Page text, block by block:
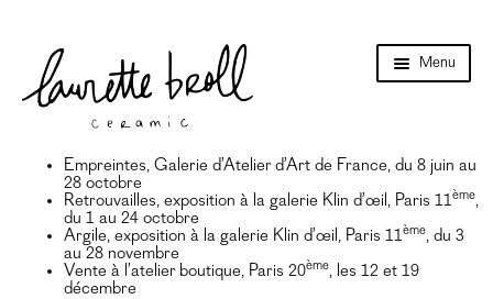
navigation
contenu
Menu
Boutique en ligne
menu
Cours
le
menu
Empreintes, Galerie d’Atelier d’Art de France, du 8 juin au
28 octobre
Retrouvailles, exposition à la galerie Klin d’œil, Paris 11ème,
du 1 au 24 octobre
Argile, exposition à la galerie Klin d’œil, Paris 11ème, du 3
au 28 novembre
Vente à l’atelier boutique, Paris 20ème, les 12 et 19
décembre